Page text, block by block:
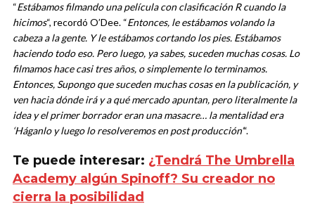
“Estábamos filmando una película con clasificación R cuando la
hicimos“, recordó O’Dee. “Entonces, le estábamos volando la
cabeza a la gente. Y le estábamos cortando los pies. Estábamos
haciendo todo eso. Pero luego, ya sabes, suceden muchas cosas. Lo
filmamos hace casi tres años, o simplemente lo terminamos.
Entonces, Supongo que suceden muchas cosas en la publicación, y
ven hacia dónde irá y a qué mercado apuntan, pero literalmente la
idea y el primer borrador eran una masacre… la mentalidad era
‘Háganlo y luego lo resolveremos en post producción’“.
Te puede interesar: ¿Tendrá The Umbrella
Academy algún Spinoff? Su creador no
cierra la posibilidad